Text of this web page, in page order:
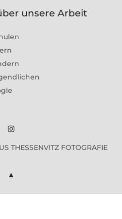
unsere Arbeit
Marius
Instagram
THESSENVITZ FOTOGRAFIE